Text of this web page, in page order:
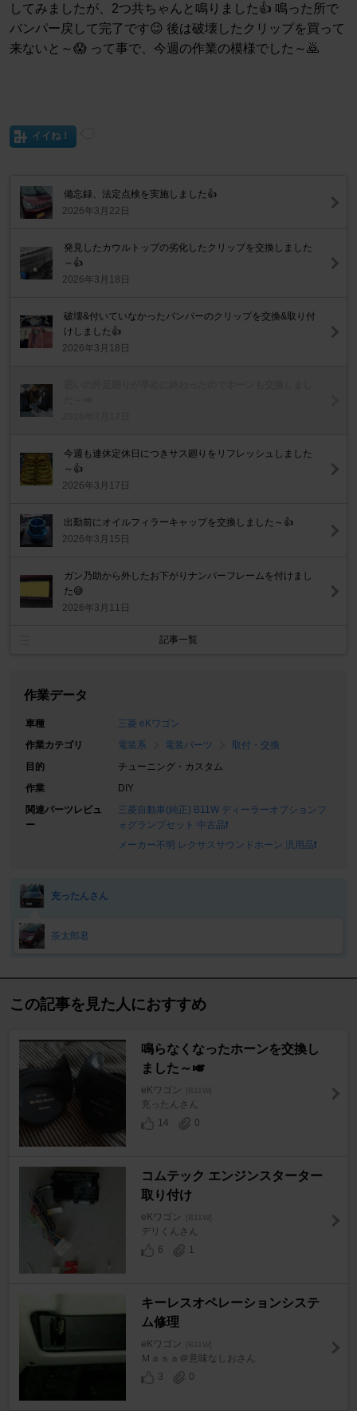
してみましたが、2つ共ちゃんと鳴りました👍 鳴った所で
バンパー戻して完了です😉 後は破壊したクリップを買って
来ないと～😱 って事で、今週の作業の模様でした～🙇
イイね！
備忘録、法定点検を実施しました👍️
2026年3月22日
発見したカウルトップの劣化したクリップを交換しました
～👍️
2026年3月18日
破壊&付いていなかったバンパーのクリップを交換&取り付
けしました👍️
2026年3月18日
今週も連休定休日につきサス廻りをリフレッシュしました
～👍️
2026年3月17日
出勤前にオイルフィラーキャップを交換しました～👍️
2026年3月15日
ガン乃助から外したお下がりナンバーフレームを付けまし
た😅
2026年3月11日
記事一覧
作業データ
車種
三菱 eKワゴン
作業カテゴリ
電装系 電装パーツ
取付・交換
目的
チューニング・カスタム
作業
DIY
関連パーツレビュ
ー
三菱自動車(純正) B11W ディーラーオプションフ
ォグランプセット 中古品❗
メーカー不明 レクサスサウンドホーン 汎用品❗
充ったんさん
茶太郎君
この記事を見た人におすすめ
鳴らなくなったホーンを交換し
ました～🎺
eKワゴン [B11W]
充ったんさん
14
0
コムテック エンジンスターター
取り付け
eKワゴン [B11W]
デリくんさん
6
1
キーレスオペレーションシステ
ム修理
eKワゴン [B11W]
Ｍａｓａ＠意味なしおさん
3
0